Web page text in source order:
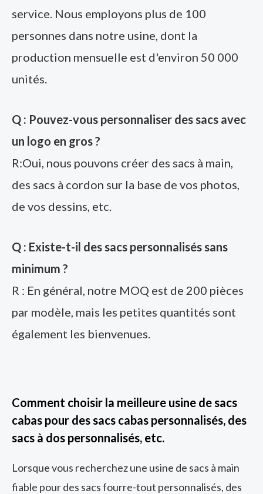
service. Nous employons plus de 100
personnes dans notre usine, dont la
production mensuelle est d'environ 50 000
unités.
Q : Pouvez-vous personnaliser des sacs avec
un logo en gros ?
R:Oui, nous pouvons créer des sacs à main,
des sacs à cordon sur la base de vos photos,
de vos dessins, etc.
Q : Existe-t-il des sacs personnalisés sans
minimum ?
R : En général, notre MOQ est de 200 pièces
par modèle, mais les petites quantités sont
également les bienvenues.
Comment choisir la meilleure usine de sacs
cabas pour des sacs cabas personnalisés, des
sacs à dos personnalisés, etc.
Lorsque vous recherchez une usine de sacs à main
fiable pour des sacs fourre-tout personnalisés, des